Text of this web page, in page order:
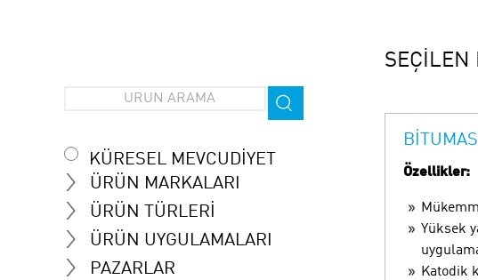
KÜRESEL MEVCUDIYET
ÜRÜN MARKALARI
ÜRÜN TÜRLERI
ÜRÜN UYGULAMALARI
PAZARLAR
SEÇILEN
Özellikler:
Yüksek
Katodik